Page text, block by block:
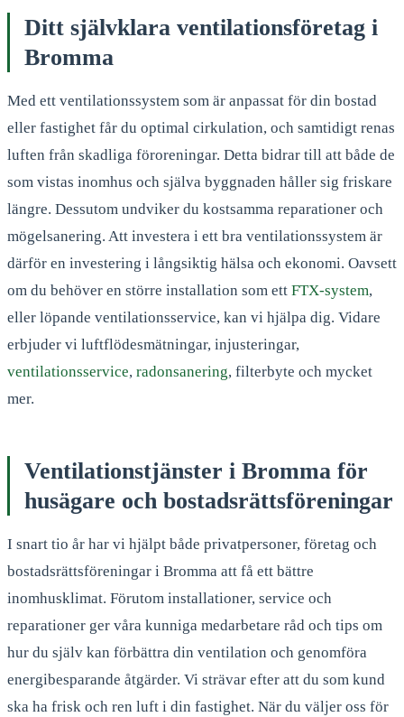
Ditt självklara ventilationsföretag i
Bromma
Med ett ventilationssystem som är anpassat för din bostad
eller fastighet får du optimal cirkulation, och samtidigt renas
luften från skadliga föroreningar. Detta bidrar till att både de
som vistas inomhus och själva byggnaden håller sig friskare
längre. Dessutom undviker du kostsamma reparationer och
mögelsanering. Att investera i ett bra ventilationssystem är
därför en investering i långsiktig hälsa och ekonomi. Oavsett
om du behöver en större installation som ett FTX-system,
eller löpande ventilationsservice, kan vi hjälpa dig. Vidare
erbjuder vi luftflödesmätningar, injusteringar,
ventilationsservice, radonsanering, filterbyte och mycket
mer.
Ventilationstjänster i Bromma för
husägare och bostadsrättsföreningar
I snart tio år har vi hjälpt både privatpersoner, företag och
bostadsrättsföreningar i Bromma att få ett bättre
inomhusklimat. Förutom installationer, service och
reparationer ger våra kunniga medarbetare råd och tips om
hur du själv kan förbättra din ventilation och genomföra
energibesparande åtgärder. Vi strävar efter att du som kund
ska ha frisk och ren luft i din fastighet. När du väljer oss för